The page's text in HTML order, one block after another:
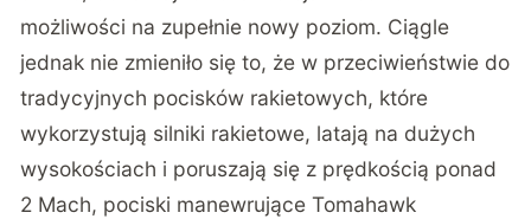
możliwości na zupełnie nowy poziom. Ciągle
jednak nie zmieniło się to, że w przeciwieństwie do
tradycyjnych pocisków rakietowych, które
wykorzystują silniki rakietowe, latają na dużych
wysokościach i poruszają się z prędkością ponad
2 Mach, pociski manewrujące Tomahawk